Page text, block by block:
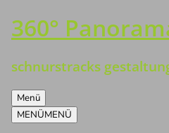
Zum
Inhalt
360°
schnurstracks
Menü
MENÜMENÜ